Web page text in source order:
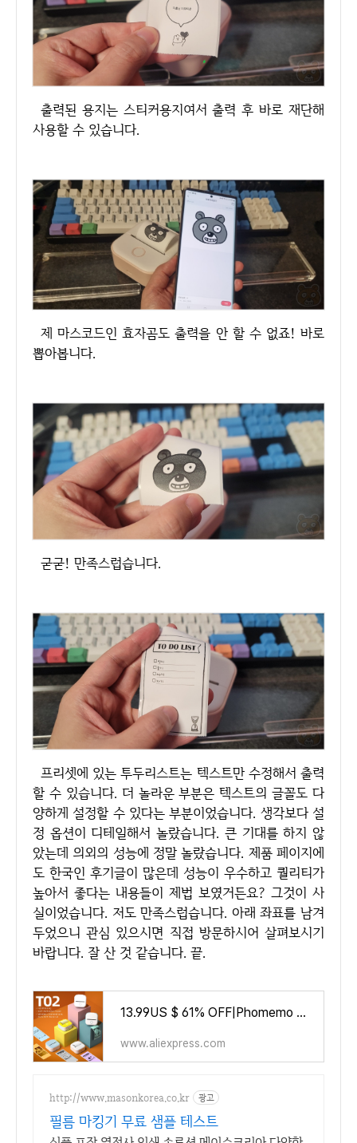
출력된 용지는 스티커용지여서 출력 후 바로 재단해
사용할 수 있습니다.
제 마스코드인 효자곰도 출력을 안 할 수 없죠! 바로
뽑아봅니다.
굳굳! 만족스럽습니다.
프리셋에 있는 투두리스트는 텍스트만 수정해서 출력
할 수 있습니다. 더 놀라운 부분은 텍스트의 글꼴도 다
양하게 설정할 수 있다는 부분이었습니다. 생각보다 설
정 옵션이 디테일해서 놀랐습니다. 큰 기대를 하지 않
았는데 의외의 성능에 정말 놀랐습니다. 제품 페이지에
도 한국인 후기글이 많은데 성능이 우수하고 퀄리티가
높아서 좋다는 내용들이 제법 보였거든요? 그것이 사
실이었습니다. 저도 만족스럽습니다. 아래 좌표를 남겨
두었으니 관심 있으시면 직접 방문하시어 살펴보시기
바랍니다. 잘 산 것 같습니다. 끝.
13.99US $ 61% OFF|Phomemo T02 Portable Mini Thermal Printer 203dpi 53mm Printing Stickers Wireless Inkless Mini Pocket Label Not
www.aliexpress.com
http://www.masonkorea.co.kr 광고
필름 마킹기 무료 샘플 테스트